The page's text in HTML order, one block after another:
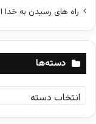
راه های رسیدن به خدا
دسته‌ها
د
س
ت